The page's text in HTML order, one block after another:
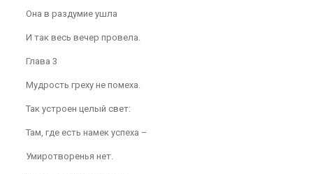
Она в раздумие ушла
И так весь вечер провела.
Глава 3
Мудрость греху не помеха.
Так устроен целый свет:
Там, где есть намек успеха –
Умиротворенья нет.